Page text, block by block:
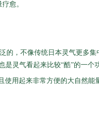
愈。
的，不像传统日本灵气更多
是灵气看起来比较“酷”的一
使用起来非常方便的大自然